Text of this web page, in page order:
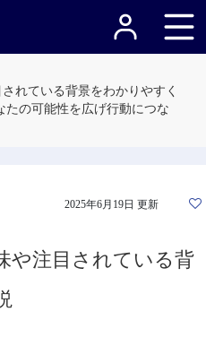
れている背景をわかりやすく
たの可能性を広げ行動につな
2025年6月19日 更新
や注目されている背